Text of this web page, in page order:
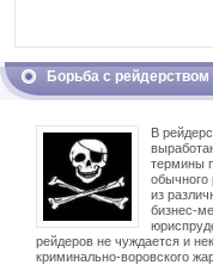
Борьба с рейдерством
В
термины
обычного
из
бизнес-
рейдеров не чуждается и
криминально-воровского